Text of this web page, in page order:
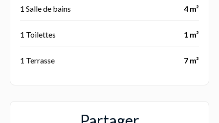
1 Salle de bains 4 m²
1 Toilettes 1 m²
1 Terrasse 7 m²